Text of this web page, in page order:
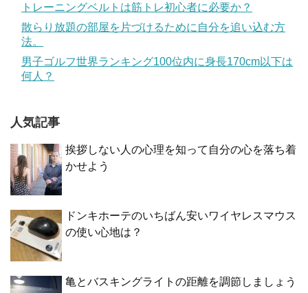
トレーニングベルトは筋トレ初心者に必要か？
散らり放題の部屋を片づけるために自分を追い込む方
法。
男子ゴルフ世界ランキング100位内に身長170cm以下は
何人？
人気記事
挨拶しない人の心理を知って自分の心を落ち着
かせよう
ドンキホーテのいちばん安いワイヤレスマウス
の使い心地は？
亀とバスキングライトの距離を調節しましょう